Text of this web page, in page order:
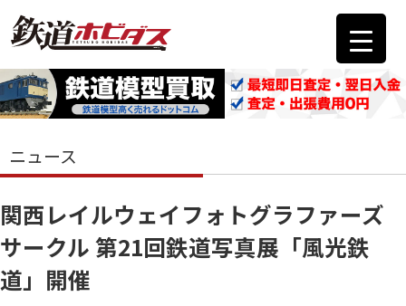
ニュース
関西レイルウェイフォトグラファーズ
サークル 第21回鉄道写真展「風光鉄
道」開催